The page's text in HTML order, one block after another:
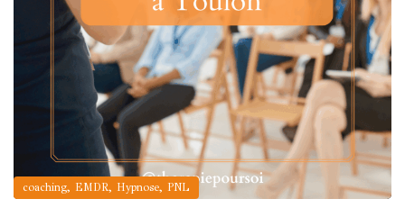
coaching, EMDR, Hypnose, PNL